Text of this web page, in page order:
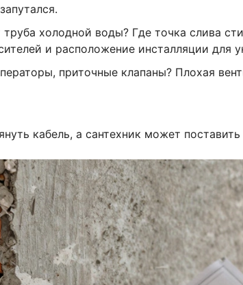
труба холодной воды? Где точка слива
и расположение инсталляции для
приточные клапаны? Плохая
кабель, а сантехник может